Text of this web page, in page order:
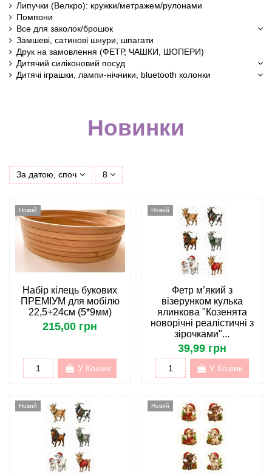
Новинки
За датою, спочатку нові
8
Новий
Набір кілець букових
ПРЕМІУМ для мобілю
22,5+24см (5*9мм)
215,00 грн
У Кошик
Новий
Фетр м’який з
візерунком кулька
ялинкова "Козенята
новорічні реалістичні з
зірочками"...
39,99 грн
У Кошик
Новий Новий
Липучки (Велкро): кружки/метражем/рулонами
Помпони
Все для заколок/брошок
Замшеві, сатинові шнури, шпагати
Друк на замовлення (ФЕТР, ЧАШКИ, ШОПЕРИ)
Дитячий силіконовий посуд
Дитячі іграшки, лампи-нічники, bluetooth колонки